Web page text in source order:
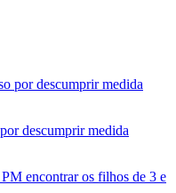
descumprir medida